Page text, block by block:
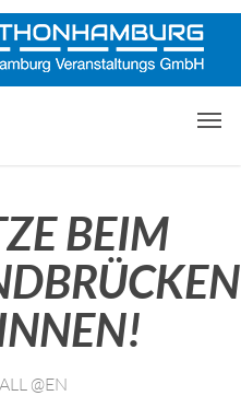
BEIM
ALL @EN